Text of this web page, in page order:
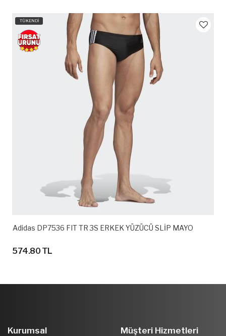
TÜKENDİ
Adidas DP7536 FIT TR 3S ERKEK YÜZÜCÜ SLİP MAYO
574.80 TL
Kurumsal Müşteri Hizmetleri